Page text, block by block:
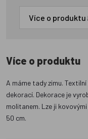
Více o produktu
Více o produktu
A máme tady zimu.
dekorací. Dekorace je
molitanem. Lze ji
50 cm.